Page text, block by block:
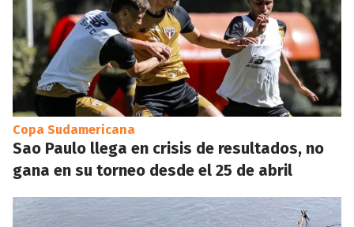
Copa Sudamericana
Sao Paulo llega en crisis de resultados, no
gana en su torneo desde el 25 de abril